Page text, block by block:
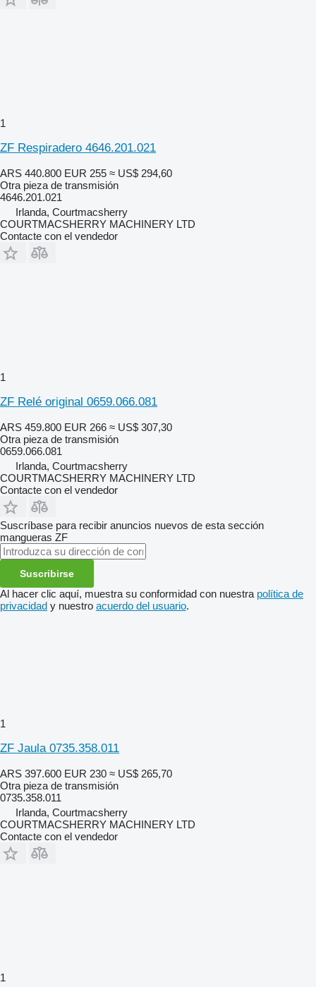
1
ZF Respiradero 4646.201.021
ARS 440.800 EUR 255 ≈ US$ 294,60
Otra pieza de transmisión
4646.201.021
Irlanda, Courtmacsherry
COURTMACSHERRY MACHINERY LTD
Contacte con el vendedor
1
ZF Relé original 0659.066.081
ARS 459.800 EUR 266 ≈ US$ 307,30
Otra pieza de transmisión
0659.066.081
Irlanda, Courtmacsherry
COURTMACSHERRY MACHINERY LTD
Contacte con el vendedor
Suscríbase para recibir anuncios nuevos de esta sección
mangueras ZF
Suscribirse
Al hacer clic aquí, muestra su conformidad con nuestra política de
privacidad y nuestro acuerdo del usuario.
1
ZF Jaula 0735.358.011
ARS 397.600 EUR 230 ≈ US$ 265,70
Otra pieza de transmisión
0735.358.011
Irlanda, Courtmacsherry
COURTMACSHERRY MACHINERY LTD
Contacte con el vendedor
1